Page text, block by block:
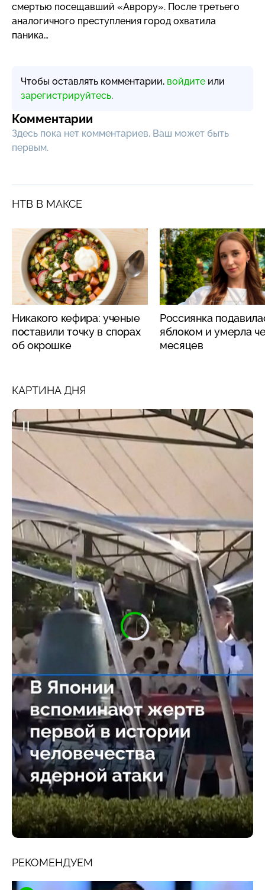
смертью посещавший «Аврору». После третьего
аналогичного преступления город охватила
паника…
Чтобы оставлять комментарии, войдите или
зарегистрируйтесь.
Комментарии
Здесь пока нет комментариев, Ваш может быть
первым.
НТВ В МАКСЕ
Никакого кефира: ученые
поставили точку в спорах
об окрошке
Россиянка
яблоком и умерла
месяцев
КАРТИНА ДНЯ
РЕКОМЕНДУЕМ